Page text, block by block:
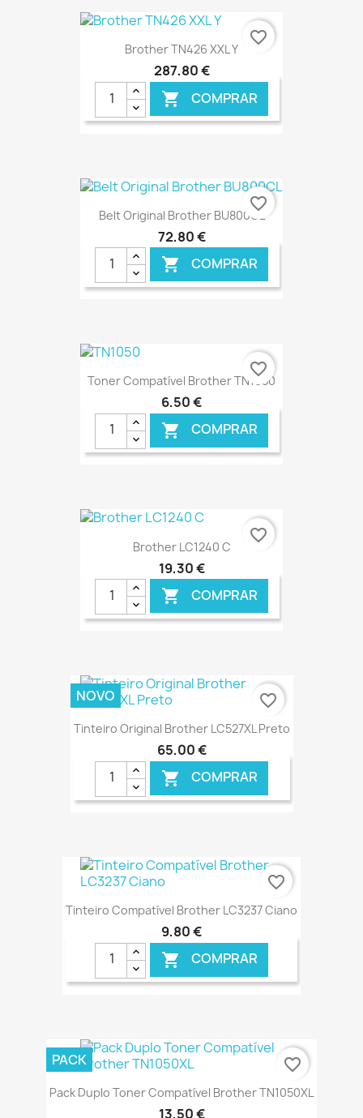
Brother TN426 XXL Y
287,80 €
 COMPRAR
€ ONLINE
favorite_border
Belt Original Brother BU800CL
72,80 €
 COMPRAR
€ ONLINE
favorite_border
Toner Compatível Brother TN1050
6,50 €
 COMPRAR
€ ONLINE
favorite_border
Brother LC1240 C
19,30 €
 COMPRAR
€ ONLINE
favorite_border
Tinteiro Original Brother LC527XL Preto
65,00 €
 COMPRAR
€ ONLINE
NOVO favorite_border
Tinteiro Compatível Brother LC3237 Ciano
9,80 €
 COMPRAR
€ ONLINE
favorite_border
Pack Duplo Toner Compatível Brother TN1050XL
13,50 €
PACK favorite_border